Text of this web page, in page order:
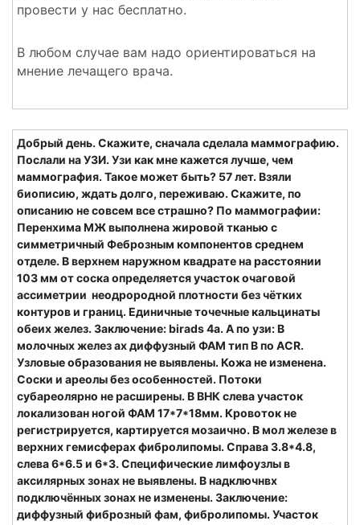
провести у нас бесплатно.
В любом случае вам надо ориентироваться на
мнение лечащего врача.
Добрый день. Скажите, сначала сделала маммографию.
Послали на УЗИ. Узи как мне кажется лучше, чем
маммография. Такое может быть? 57 лет. Взяли
биописию, ждать долго, переживаю. Скажите, по
описанию не совсем все страшно? По маммографии:
Перенхима МЖ выполнена жировой тканью с
симметричный Феброзным компонентов среднем
отделе. В верхнем наружном квадрате на расстоянии
103 мм от соска определяется участок очаговой
ассиметрии неодрородной плотности без чётких
контуров и границ. Единичные точечные кальцинаты
обеих желез. Заключение: birads 4a. А по узи: В
молочных желез ах диффузный ФАМ тип В по АСR.
Узловые образования не выявлены. Кожа не изменена.
Соски и ареолы без особенностей. Потоки
субареолярно не расширены. В ВНК слева участок
локализован ногой ФАМ 17*7*18мм. Кровоток не
регистрируется, картируется мозаично. В мол железе в
верхних гемисферах фибролипомы. Справа 3.8*4.8,
слева 6*6.5 и 6*3. Специфические лимфоузлы в
аксилярных зонах не выявлены. В надключнвх
подключённых зонах не изменены. Заключение:
диффузный фиброзный фам, фибролипомы. Участок